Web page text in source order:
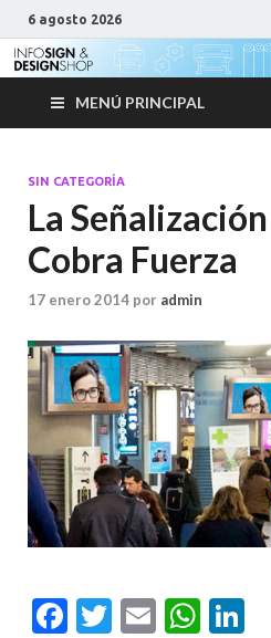
6 agosto 2026
MENÚ PRINCIPAL
SIN CATEGORÍA
La
Cobra Fuerza
17 enero 2014 por admin
F
T
E
W